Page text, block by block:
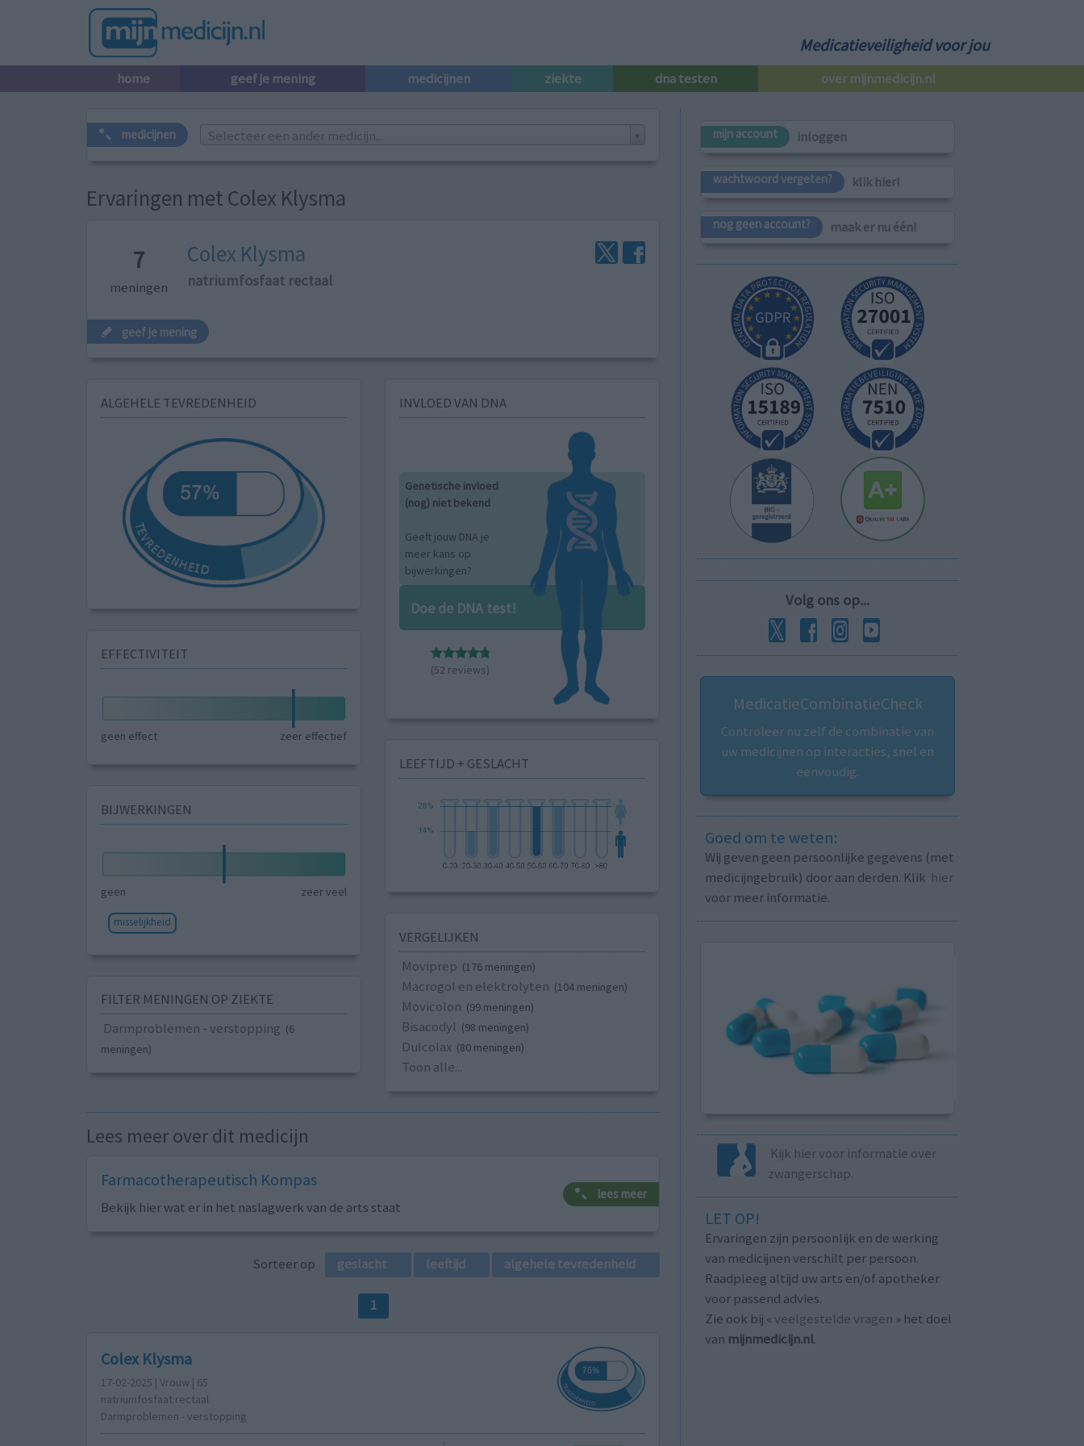
Medicatieveiligheid voor jou
home geef je mening medicijnen ziekte dna testen over mijnmedicijn.nl
medicijnen Selecteer een ander medicijn...
Ervaringen met Colex Klysma
7
meningen
Colex Klysma
natriumfosfaat rectaal
geef je mening
ALGEHELE TEVREDENHEID
EFFECTIVITEIT
geen effect zeer effectief
BIJWERKINGEN
geen zeer veel
misselijkheid
FILTER MENINGEN OP ZIEKTE
Darmproblemen - verstopping (6
meningen)
INVLOED VAN DNA
Genetische invloed
(nog) niet bekend
Geeft jouw DNA je
meer kans op
bijwerkingen?
Doe de DNA test!
(52 reviews)
LEEFTIJD + GESLACHT
VERGELIJKEN
Moviprep (176 meningen)
Macrogol en elektrolyten (104 meningen)
Movicolon (99 meningen)
Bisacodyl (98 meningen)
Dulcolax (80 meningen)
Toon alle...
Lees meer over dit medicijn
Farmacotherapeutisch Kompas
Bekijk hier wat er in het naslagwerk van de arts staat
lees meer
Sorteer op geslacht leeftijd algehele tevredenheid
1
Colex Klysma
17-02-2025 | Vrouw | 65
natriumfosfaat rectaal
Darmproblemen - verstopping
mijn account inloggen
wachtwoord vergeten? klik hier!
nog geen account? maak er nu één!
Volg ons op...
MedicatieCombinatieCheck
Controleer nu zelf de combinatie van
uw medicijnen op interacties, snel en
eenvoudig.
Goed om te weten:
Wij geven geen persoonlijke gegevens (met
medicijngebruik) door aan derden. Klik hier
voor meer informatie.
Kijk hier voor informatie over
zwangerschap.
LET OP!
Ervaringen zijn persoonlijk en de werking
van medicijnen verschilt per persoon.
Raadpleeg altijd uw arts en/of apotheker
voor passend advies.
Zie ook bij « veelgestelde vragen » het doel
van mijnmedicijn.nl.